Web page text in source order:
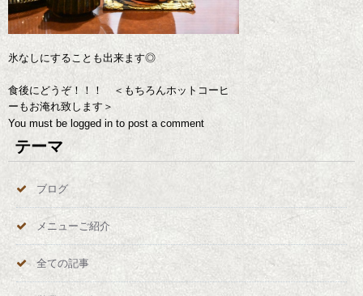
氷なしにすることも出来ます◎
食後にどうぞ！！！ ＜もちろんホットコーヒ
ーもお淹れ致します＞
You must be logged in to post a comment
テーマ
ブログ
メニューご紹介
全ての記事